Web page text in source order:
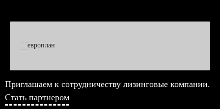
Приглашаем к сотрудничеству лизинговые компании.
Стать партнером